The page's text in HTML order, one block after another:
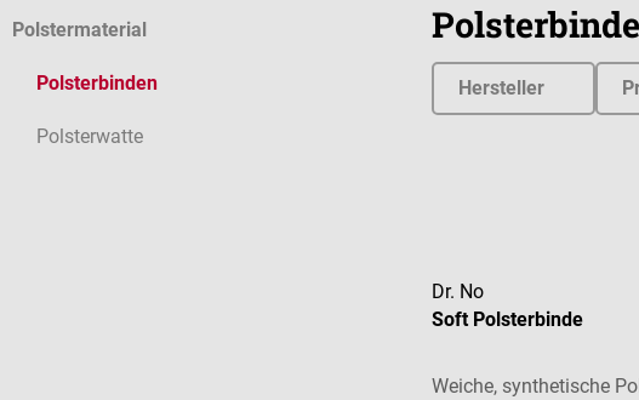
Polstermaterial
Polsterbinden
Polsterwatte
Hersteller
Dr. No
Soft Polsterbinde
Weiche, synthetische